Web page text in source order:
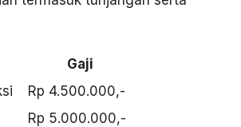
Gaji
Rp 4.500.000,-
Rp 5.000.000,-